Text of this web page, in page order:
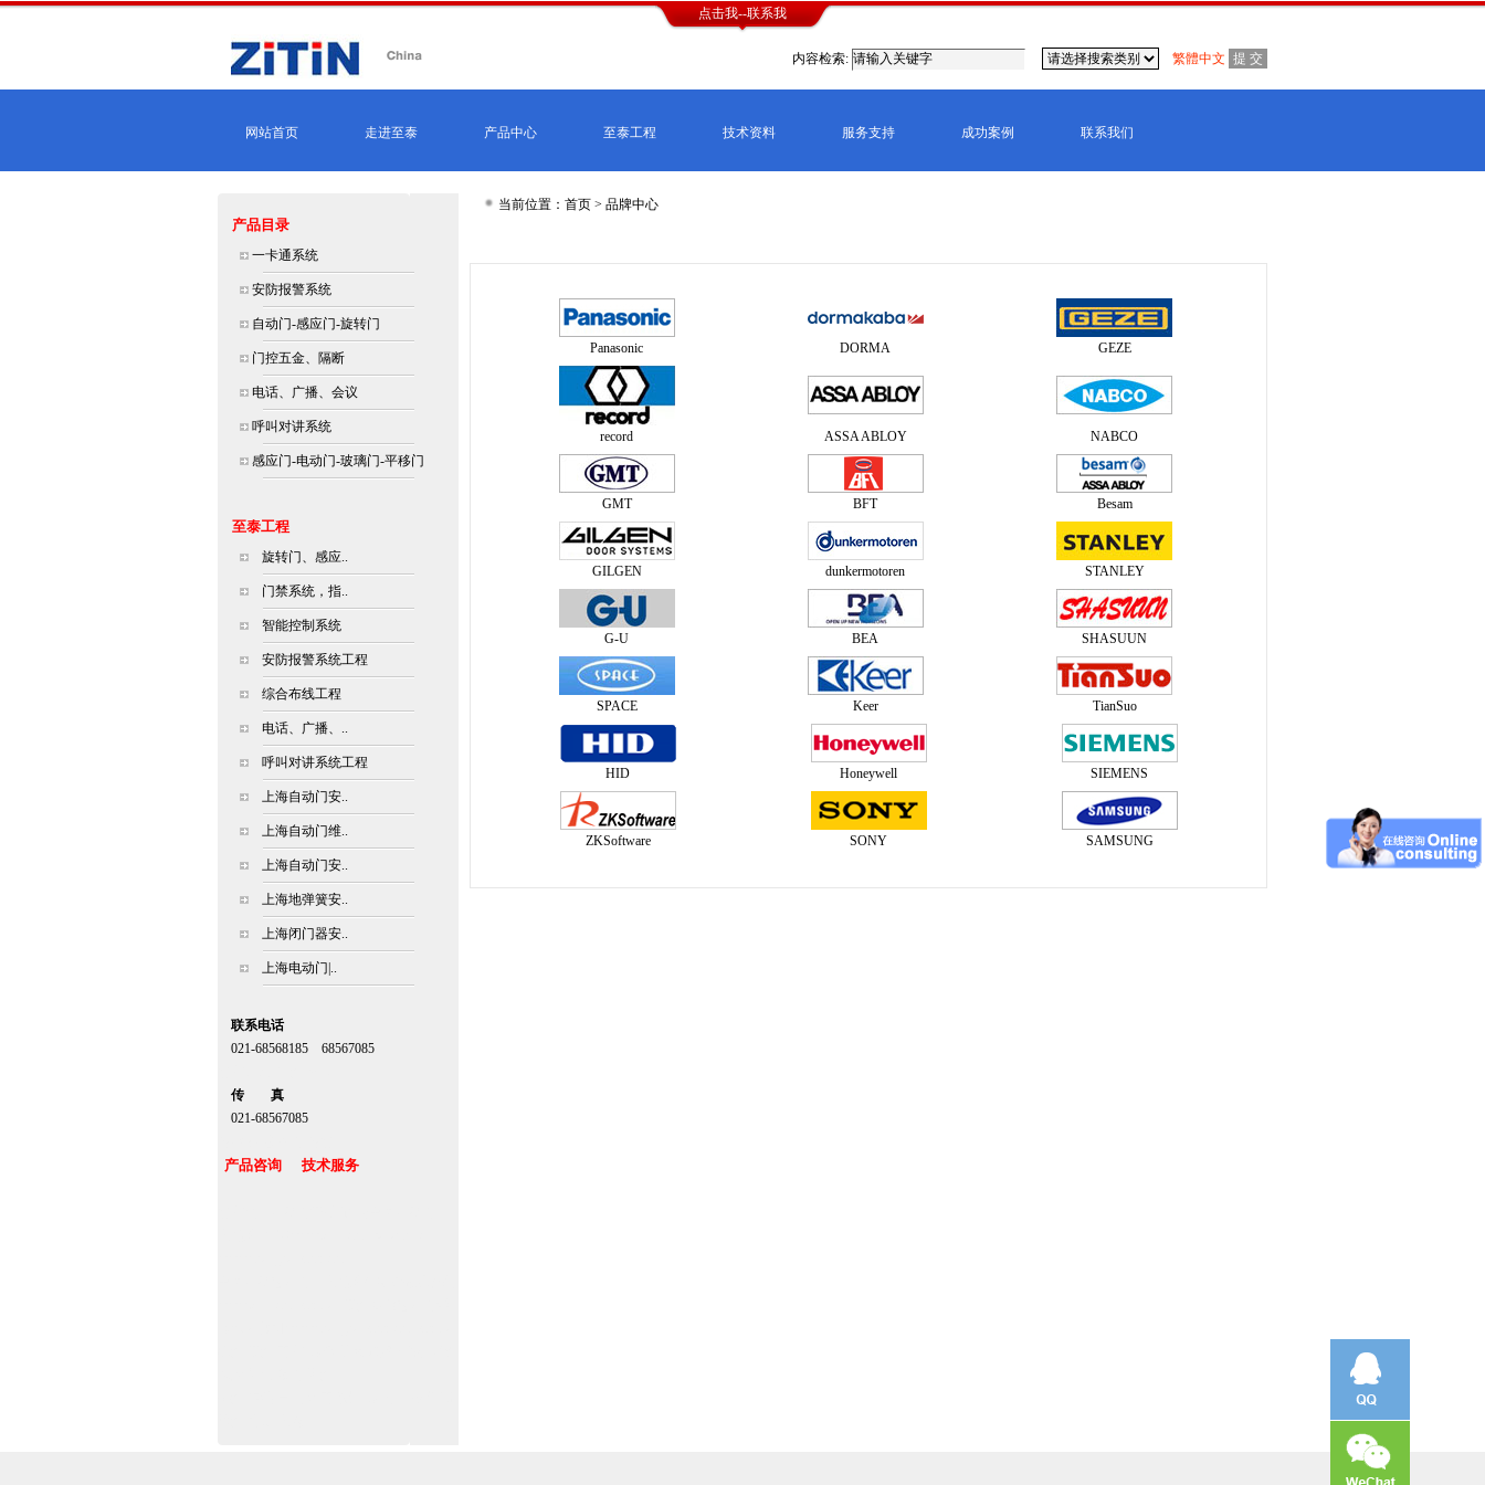
点击我--联系我
内容检索: 繁體中文
网站首页 走进至泰 产品中心 至泰工程 技术资料 服务支持 成功案例 联系我们
产品目录
一卡通系统
安防报警系统
自动门-感应门-旋转门
门控五金、隔断
电话、广播、会议
呼叫对讲系统
感应门-电动门-玻璃门-平移门
至泰工程
旋转门、感应..
门禁系统，指..
智能控制系统
安防报警系统工程
综合布线工程
电话、广播、..
呼叫对讲系统工程
上海自动门安..
上海自动门维..
上海自动门安..
上海地弹簧安..
上海闭门器安..
上海电动门|..
联系电话
021-68568185 68567085
传 真
021-68567085
产品咨询 技术服务
当前位置：首页 > 品牌中心
Panasonic DORMA GEZE
record ASSA ABLOY NABCO
GMT BFT Besam
GILGEN dunkermotoren STANLEY
G-U BEA SHASUUN
SPACE Keer TianSuo
HID Honeywell SIEMENS
ZKSoftware SONY
SAMSUNG